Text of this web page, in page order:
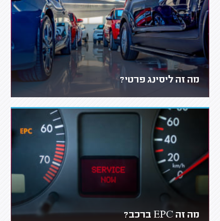
מה זה ליסינג פרטי?
מה זה EPC ברכב?